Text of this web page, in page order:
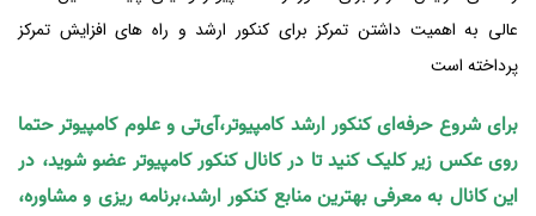
عالی به اهمیت داشتن تمرکز برای کنکور ارشد و راه های افزایش تمرکز
پرداخته است
برای شروع حرفه‌ای کنکور ارشد کامپیوتر،آی‌تی و علوم کامپیوتر حتما
روی عکس زیر کلیک کنید تا در کانال کنکور کامپیوتر عضو شوید، در
این کانال به معرفی بهترین منابع کنکور ارشد،برنامه ریزی و مشاوره،